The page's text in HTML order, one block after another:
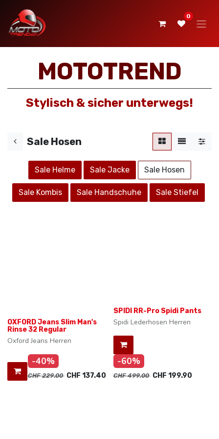
0
MOTOTREND
Stylisch & sicher unterwegs!
Sale Hosen
Sale Helme Sale Jacke Sale H​​osen
Sale Kombis Sale Handschuhe Sale Stiefel
OXFORD Jeans Slim Man's
Rinse 32 Regular
Oxford Jeans Herren
-40%
CHF229.00 CHF 137.40
SPIDI RR-Pro Spidi Pants
Spidi Lederhosen Herren
-60%
CHF499.00 CHF 199.90